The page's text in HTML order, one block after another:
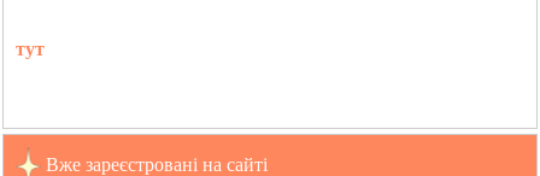
тут
Вже зареєстровані на сайті